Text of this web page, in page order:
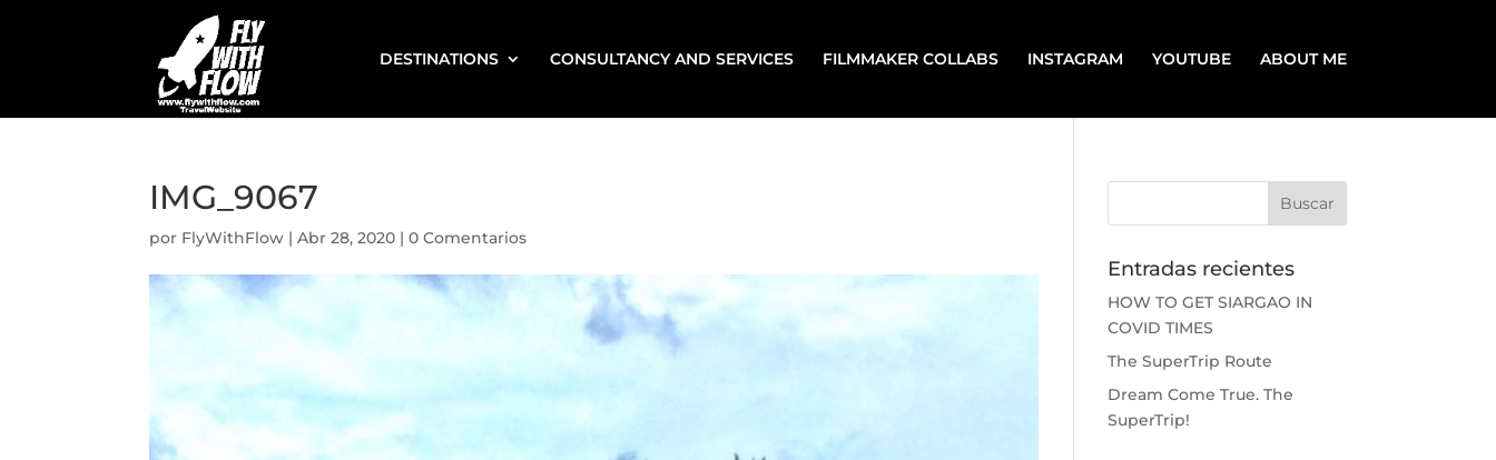
DESTINATIONS CONSULTANCY AND SERVICES FILMMAKER COLLABS INSTAGRAM YOUTUBE ABOUT ME
IMG_9067
por FlyWithFlow |Abr 28, 2020 |0 Comentarios
Entradas recientes
HOW TO GET SIARGAO IN
COVID TIMES
The SuperTrip Route
Dream Come True. The
SuperTrip!